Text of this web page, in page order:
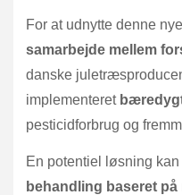
For at udnytte denne
samarbejde mellem
danske
implementeret
pesticidforbrug og
En potentiel løsning
behandling baseret